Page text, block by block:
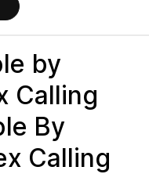
by
Calling
By
Calling